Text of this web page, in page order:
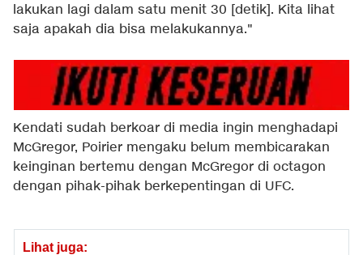
lakukan lagi dalam satu menit 30 [detik]. Kita lihat
saja apakah dia bisa melakukannya."
Kendati sudah berkoar di media ingin menghadapi
McGregor, Poirier mengaku belum membicarakan
keinginan bertemu dengan McGregor di octagon
dengan pihak-pihak berkepentingan di UFC.
Lihat juga: